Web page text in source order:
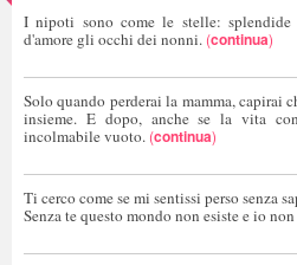
I nipoti sono come le stelle:
d'amore gli occhi dei nonni. (continua)
Solo quando perderai la mamma, capirai
insieme. E dopo, anche se la vita
incolmabile vuoto. (continua)
Ti cerco come se mi sentissi perso senza
Senza te questo mondo non esiste e io